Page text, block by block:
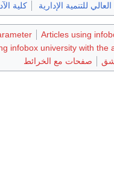
للتنمية الإدارية كلية
Articles using
infobox university with the
صفحات مع الخرائط